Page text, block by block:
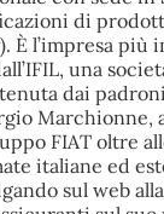
di
È l’impresa più
una
dai
Marchionne,
FIAT oltre
italiane ed
sul web